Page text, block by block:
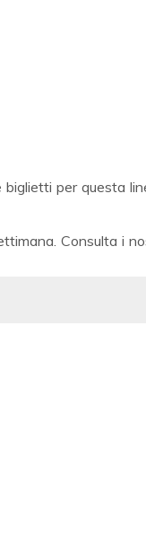
per questa
Consulta i